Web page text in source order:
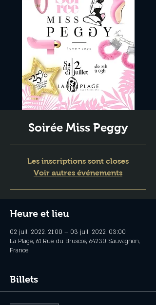
Soirée Miss Peggy
Les inscriptions sont closes
Voir autres événements
Heure et lieu
02 juil. 2022, 21:00 – 03 juil. 2022, 03:00
La Plage, 61 Rue du Bruscos, 64230 Sauvagnon,
France
Billets